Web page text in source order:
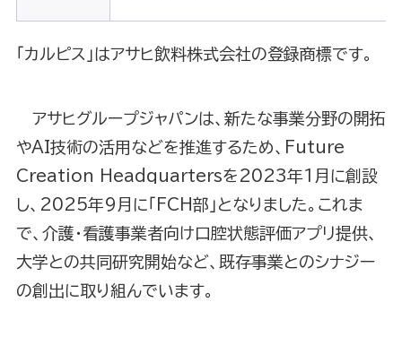
「カルピス」はアサヒ飲料株式会社の登録商標です。
アサヒグループジャパンは、新たな事業分野の開拓
やAI技術の活用などを推進するため、Future
Creation Headquartersを2023年1月に創設
し、2025年9月に「FCH部」となりました。これま
で、介護・看護事業者向け口腔状態評価アプリ提供、
大学との共同研究開始など、既存事業とのシナジー
の創出に取り組んでいます。